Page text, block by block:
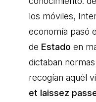
los móviles,
economía pasó
de Estado en
dictaban
recogían aquél
et laissez